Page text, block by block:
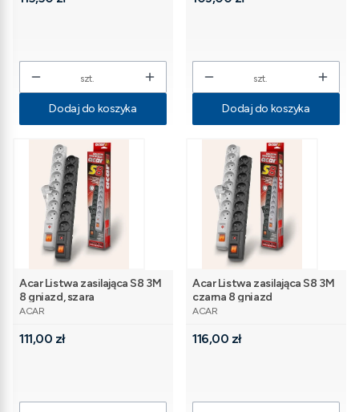
szt.
Dodaj do koszyka
szt.
Dodaj do koszyka
Acar Listwa zasilająca S8 3M
8 gniazd, szara
PRODUCENT
ACAR
Cena
111,00 zł
Acar Listwa zasilająca S8 3M
czarna 8 gniazd
PRODUCENT
ACAR
Cena
116,00 zł